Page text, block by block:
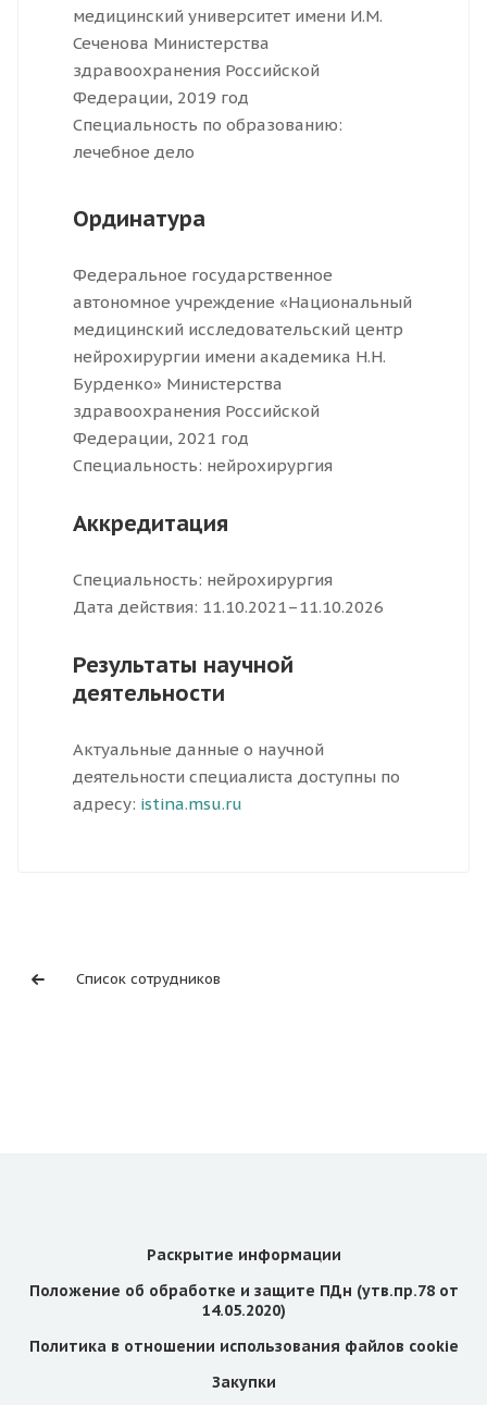
медицинский университет имени И.М.
Сеченова Министерства
здравоохранения Российской
Федерации, 2019 год
Специальность по образованию:
лечебное дело
Ординатура
Федеральное государственное
автономное учреждение «Национальный
медицинский исследовательский центр
нейрохирургии имени академика Н.Н.
Бурденко» Министерства
здравоохранения Российской
Федерации, 2021 год
Специальность: нейрохирургия
Аккредитация
Специальность: нейрохирургия
Дата действия: 11.10.2021–11.10.2026
Результаты научной
деятельности
Актуальные данные о научной
деятельности специалиста доступны по
адресу: istina.msu.ru
Список сотрудников
Раскрытие информации
Положение об обработке и защите ПДн (утв.пр.78 от
14.05.2020)
Политика в отношении использования файлов cookie
Закупки